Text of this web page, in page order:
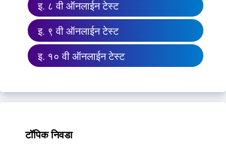
इ. ८ वी ऑनलाईन टेस्ट
इ. ९ वी ऑनलाईन टेस्ट
इ. १० वी ऑनलाईन टेस्ट
टॉपिक निवडा